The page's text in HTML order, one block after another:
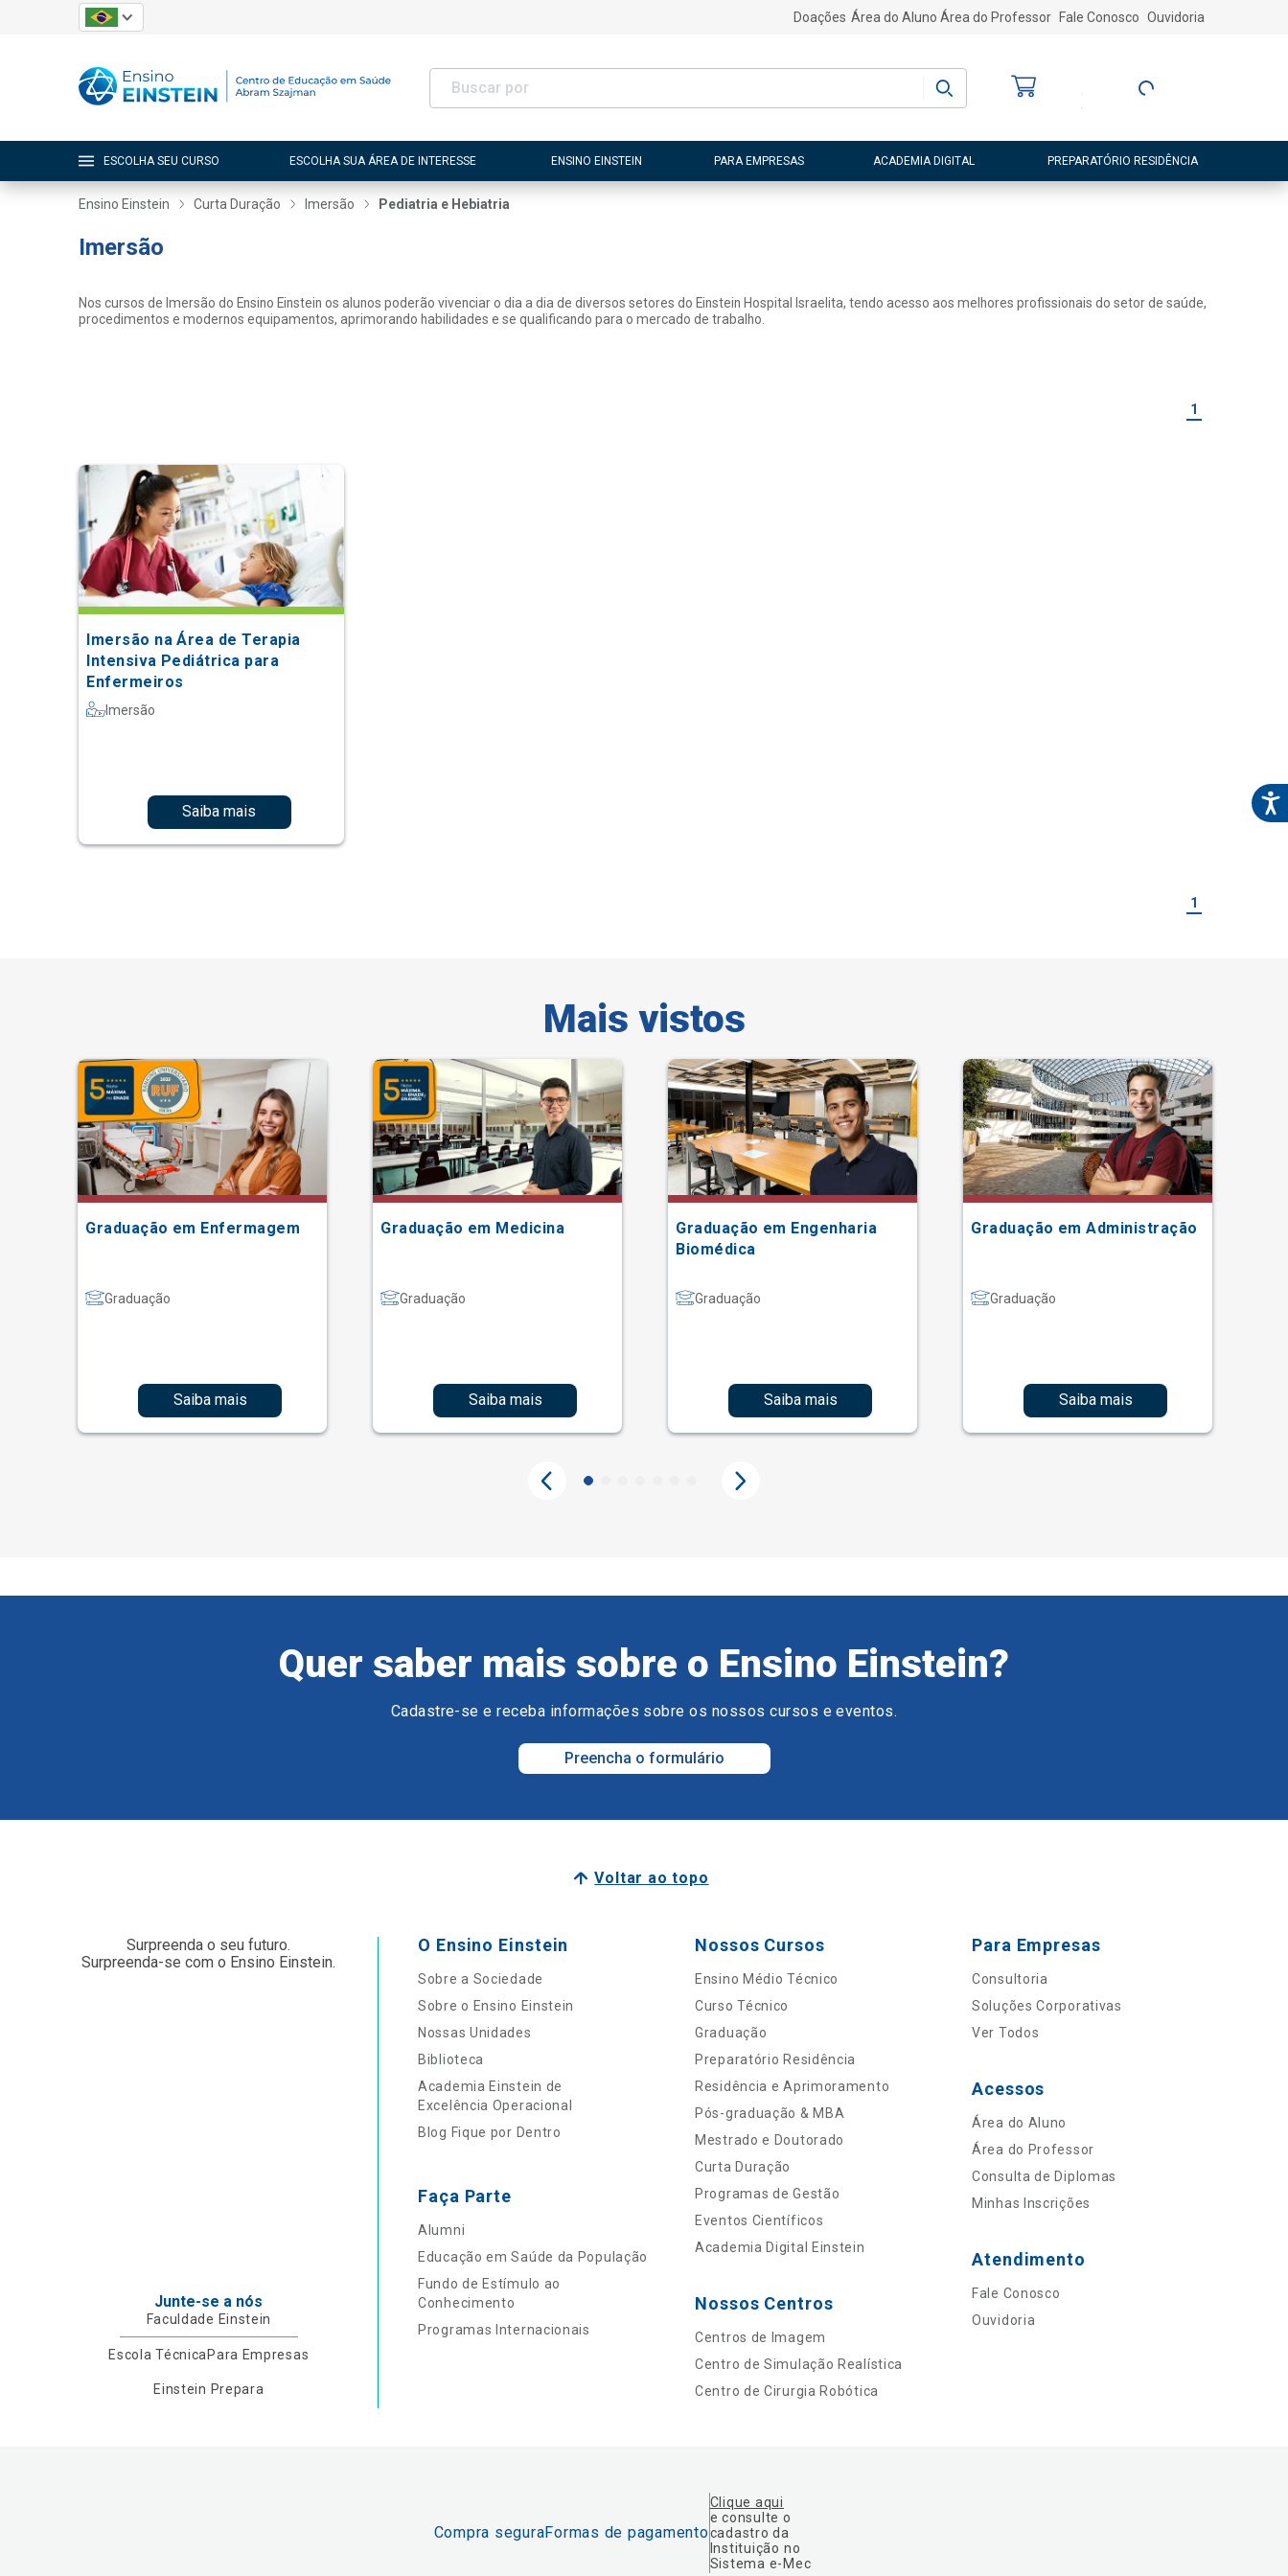
Doações Área do Aluno Área do Professor Fale Conosco Ouvidoria
Entre ou Cadastre-
ESCOLHA SEU CURSO ESCOLHA SUA ÁREA DE INTERESSE ENSINO EINSTEIN PARA EMPRESAS ACADEMIA DIGITAL PREPARATÓRIO RESIDÊNCIA
Ensino Einstein Curta Duração Imersão Pediatria e Hebiatria
Imersão
Nos cursos de Imersão do Ensino Einstein os alunos poderão vivenciar o dia a dia de diversos setores do Einstein Hospital Israelita, tendo acesso aos melhores profissionais do setor de saúde,
procedimentos e modernos equipamentos, aprimorando habilidades e se qualificando para o mercado de trabalho.
1
Imersão na Área de Terapia
Intensiva Pediátrica para
Enfermeiros
Imersão
Saiba mais
1
Mais vistos
Graduação em Enfermagem
Graduação
Saiba mais
Graduação em Medicina
Graduação
Saiba mais
Graduação em Engenharia
Biomédica
Graduação
Saiba mais
Graduação em Administração
Graduação
Saiba mais
Quer saber mais sobre o Ensino Einstein?
Cadastre-se e receba informações sobre os nossos cursos e eventos.
Preencha o formulário
Voltar ao topo
Surpreenda o seu futuro.
Surpreenda-se com o Ensino Einstein.
Junte-se a nós
Faculdade Einstein
Escola Técnica Para Empresas
Einstein Prepara
O Ensino Einstein
Sobre a Sociedade
Sobre o Ensino Einstein
Nossas Unidades
Biblioteca
Academia Einstein de
Excelência Operacional
Blog Fique por Dentro
Faça Parte
Alumni
Educação em Saúde da População
Fundo de Estímulo ao
Conhecimento
Programas Internacionais
Nossos Cursos
Ensino Médio Técnico
Curso Técnico
Graduação
Preparatório Residência
Residência e Aprimoramento
Pós-graduação & MBA
Mestrado e Doutorado
Curta Duração
Programas de Gestão
Eventos Científicos
Academia Digital Einstein
Nossos Centros
Centros de Imagem
Centro de Simulação Realística
Centro de Cirurgia Robótica
Para Empresas
Consultoria
Soluções Corporativas
Ver Todos
Acessos
Área do Aluno
Área do Professor
Consulta de Diplomas
Minhas Inscrições
Atendimento
Fale Conosco
Ouvidoria
Compra seguraFormas de pagamento
Clique aqui
e consulte o
cadastro da
Instituição no
Sistema e-Mec